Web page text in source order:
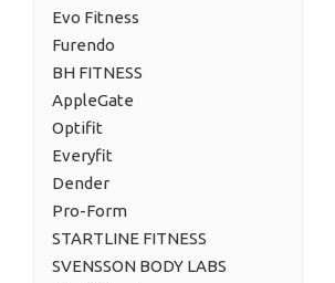
Evo Fitness
Furendo
BH FITNESS
AppleGate
Optifit
Everyfit
Dender
Pro-Form
STARTLINE FITNESS
SVENSSON BODY LABS